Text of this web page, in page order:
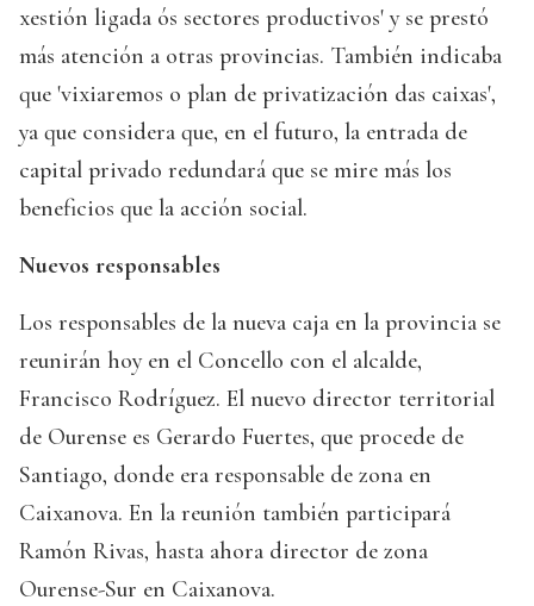
xestión ligada ós sectores productivos' y se prestó
más atención a otras provincias. También indicaba
que 'vixiaremos o plan de privatización das caixas',
ya que considera que, en el futuro, la entrada de
capital privado redundará que se mire más los
beneficios que la acción social.
Nuevos responsables
Los responsables de la nueva caja en la provincia se
reunirán hoy en el Concello con el alcalde,
Francisco Rodríguez. El nuevo director territorial
de Ourense es Gerardo Fuertes, que procede de
Santiago, donde era responsable de zona en
Caixanova. En la reunión también participará
Ramón Rivas, hasta ahora director de zona
Ourense-Sur en Caixanova.